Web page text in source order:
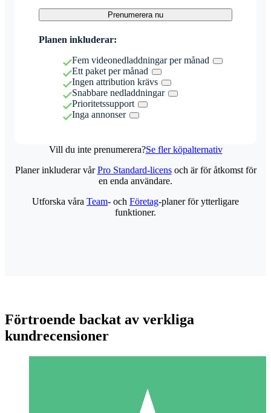
Prenumerera nu
Planen inkluderar:
Fem videonedladdningar per månad
Ett paket per månad
Ingen attribution krävs
Snabbare nedladdningar
Prioritetssupport
Inga annonser
Vill du inte prenumerera?Se fler köpalternativ
Planer inkluderar vårPro Standard-licensoch är för åtkomst för
en enda användare.
Utforska våra Team- och Företag-planer för ytterligare
funktioner.
Förtroende backat av verkliga
kundrecensioner